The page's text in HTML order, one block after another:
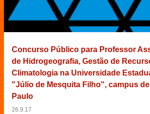
Concurso Público para Professor
de Hidrogeografia, Gestão de
Climatologia na Universidade
"Júlio de Mesquita Filho", campus
Paulo
26.9.17